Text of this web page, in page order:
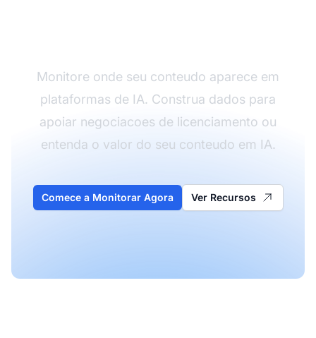
Monitore onde seu conteudo aparece em
plataformas de IA. Construa dados para
apoiar negociacoes de licenciamento ou
entenda o valor do seu conteudo em IA.
Comece a Monitorar Agora Ver Recursos